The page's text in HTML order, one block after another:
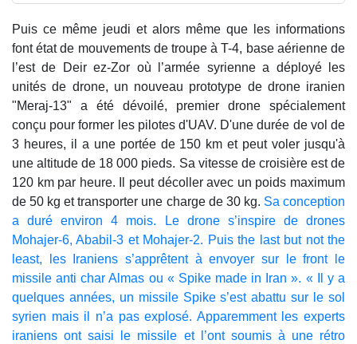
Puis ce même jeudi et alors même que les informations
font état de mouvements de troupe à T-4, base aérienne de
l’est de Deir ez-Zor où l’armée syrienne a déployé les
unités de drone, un nouveau prototype de drone iranien
"Meraj-13" a été dévoilé, premier drone spécialement
conçu pour former les pilotes d'UAV. D'une durée de vol de
3 heures, il a une portée de 150 km et peut voler jusqu'à
une altitude de 18 000 pieds. Sa vitesse de croisière est de
120 km par heure. Il peut décoller avec un poids maximum
de 50 kg et transporter une charge de 30 kg. Sa conception
a duré environ 4 mois. Le drone s’inspire de drones
Mohajer-6, Ababil-3 et Mohajer-2. Puis the last but not the
least, les Iraniens s’apprêtent à envoyer sur le front le
missile anti char Almas ou « Spike made in Iran ». « Il y a
quelques années, un missile Spike s’est abattu sur le sol
syrien mais il n’a pas explosé. Apparemment les experts
iraniens ont saisi le missile et l’ont soumis à une rétro